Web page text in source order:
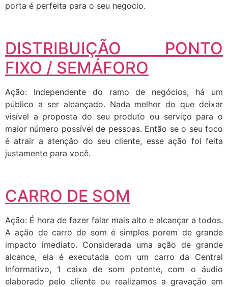
porta é perfeita para o seu negocio.
DISTRIBUIÇÃO PONTO
FIXO / SEMÁFORO
Ação: Independente do ramo de negócios, há um
público a ser alcançado. Nada melhor do que deixar
visível a proposta do seu produto ou serviço para o
maior número possível de pessoas. Então se o seu foco
é atrair a atenção do seu cliente, esse ação foi feita
justamente para você.
CARRO DE SOM
Ação: É hora de fazer falar mais alto e alcançar a todos.
A ação de carro de som é simples porem de grande
impacto imediato. Considerada uma ação de grande
alcance, ela é executada com um carro da Central
Informativo, 1 caixa de som potente, com o áudio
elaborado pelo cliente ou realizamos a gravação em